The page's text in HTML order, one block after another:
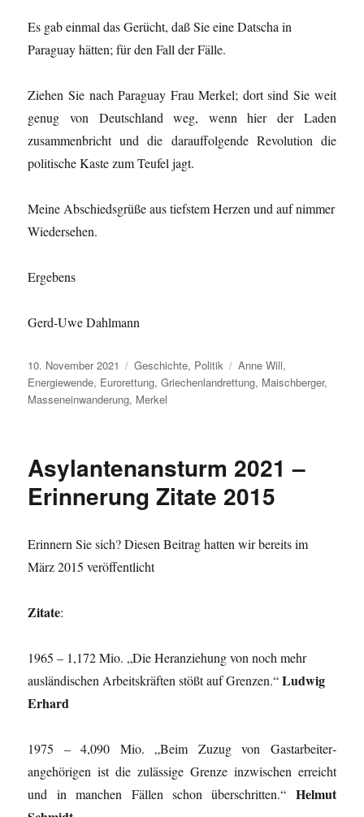
Es gab einmal das Gerücht, daß Sie eine Datscha in
Paraguay hätten; für den Fall der Fälle.
Ziehen Sie nach Paraguay Frau Merkel; dort sind Sie weit
genug von Deutschland weg, wenn hier der Laden
zusammenbricht und die darauffolgende Revolution die
politische Kaste zum Teufel jagt.
Meine Abschiedsgrüße aus tiefstem Herzen und auf nimmer
Wiedersehen.
Ergebens
Gerd-Uwe Dahlmann
Veröffentlicht
am
10. November 2021 Kategorien
Geschichte, Politik Schlagwörter
Anne Will,
Energiewende, Eurorettung,Griechenlandrettung, Maischberger,
Masseneinwanderung, Merkel
Asylantenansturm 2021 –
Erinnerung Zitate 2015
Erinnern Sie sich? Diesen Beitrag hatten wir bereits im
März 2015 veröffentlicht
Zitate:
1965 – 1,172 Mio. „Die Heranziehung von noch mehr
ausländischen Arbeitskräften stößt auf Grenzen.“Ludwig
Erhard
1975 – 4,090 Mio. „Beim Zuzug von Gastarbeiter­
angehörigen ist die zulässige Grenze inzwischen erreicht
und in manchen Fällen schon überschritten.“ Helmut